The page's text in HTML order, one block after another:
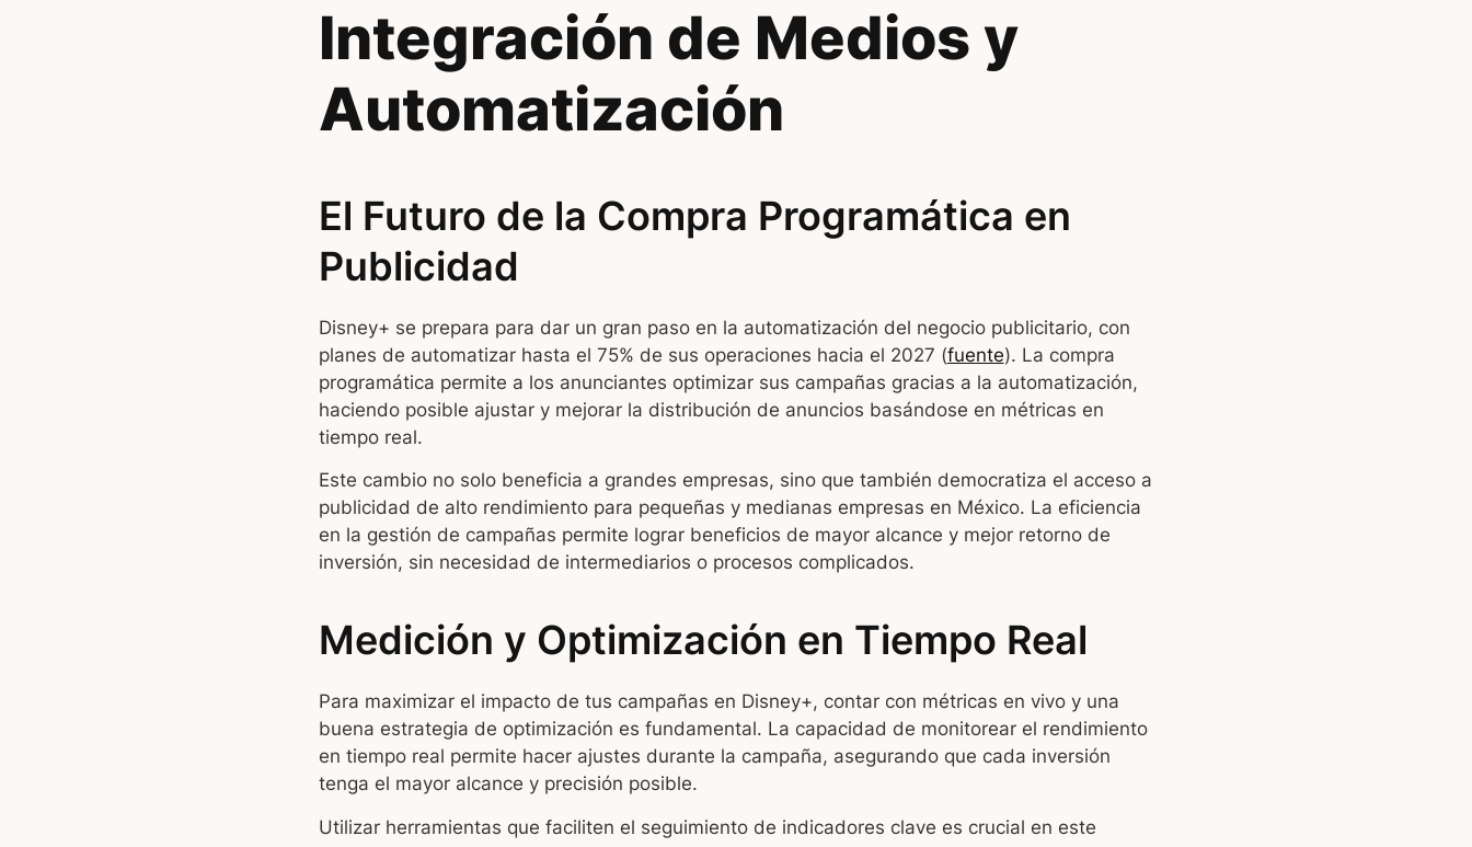
Integración de Medios y
Automatización
El Futuro de la Compra Programática en
Publicidad
Disney+ se prepara para dar un gran paso en la automatización del negocio publicitario, con
planes de automatizar hasta el 75% de sus operaciones hacia el 2027 (fuente). La compra
programática permite a los anunciantes optimizar sus campañas gracias a la automatización,
haciendo posible ajustar y mejorar la distribución de anuncios basándose en métricas en
tiempo real.
Este cambio no solo beneficia a grandes empresas, sino que también democratiza el acceso a
publicidad de alto rendimiento para pequeñas y medianas empresas en México. La eficiencia
en la gestión de campañas permite lograr beneficios de mayor alcance y mejor retorno de
inversión, sin necesidad de intermediarios o procesos complicados.
Medición y Optimización en Tiempo Real
Para maximizar el impacto de tus campañas en Disney+, contar con métricas en vivo y una
buena estrategia de optimización es fundamental. La capacidad de monitorear el rendimiento
en tiempo real permite hacer ajustes durante la campaña, asegurando que cada inversión
tenga el mayor alcance y precisión posible.
Utilizar herramientas que faciliten el seguimiento de indicadores clave es crucial en este